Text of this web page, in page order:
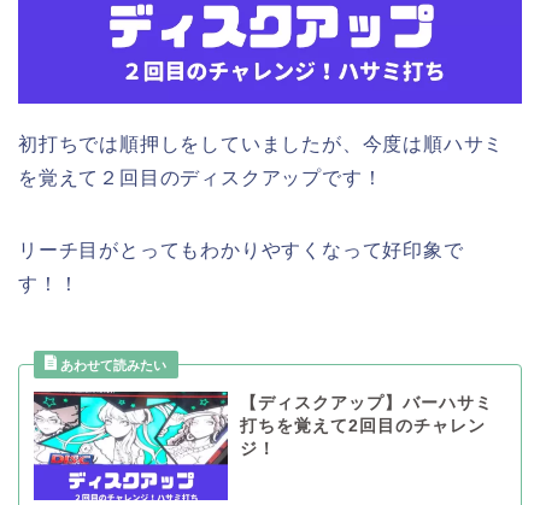
初打ちでは順押しをしていましたが、今度は順ハサミ
を覚えて２回目のディスクアップです！
リーチ目がとってもわかりやすくなって好印象で
す！！
【ディスクアップ】バーハサミ
打ちを覚えて2回目のチャレン
ジ！